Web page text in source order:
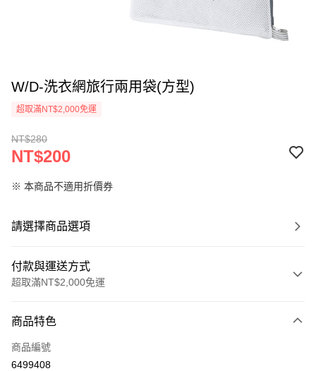
W/D-洗衣網旅行兩用袋(方型)
超取滿NT$2,000免運
NT$280
NT$200
※ 本商品不適用折價券
請選擇商品選項
付款與運送方式
超取滿NT$2,000免運
信用卡一次付款
超商取貨付款
商品特色
商品編號
6499408